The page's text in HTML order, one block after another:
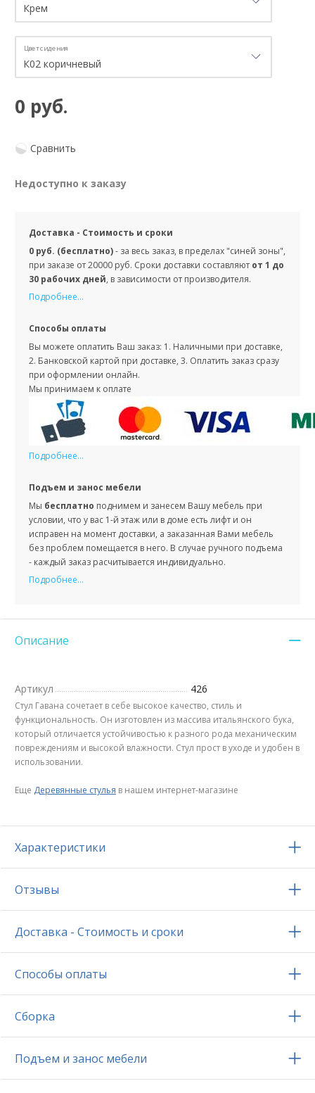
Цвет сидения
0 руб.
Сравнить
Недоступно к заказу
Доставка - Стоимость и сроки
0 руб. (бесплатно)- за весь заказ, в пределах "синей зоны",
при заказе от 20000 руб. Сроки доставки составляют от 1 до
30 рабочих дней, в зависимости от производителя.
Подробнее...
Способы оплаты
Вы можете оплатить Ваш заказ: 1. Наличными при доставке,
2. Банковской картой при доставке, 3. Оплатить заказ сразу
при оформлении онлайн.
Мы принимаем к оплате
Подробнее...
Подъем и занос мебели
Мы бесплатно поднимем и занесем Вашу мебель при
условии, что у вас 1-й этаж или в доме есть лифт и он
исправен на момент доставки, а заказанная Вами мебель
без проблем помещается в него. В случае ручного подъема
- каждый заказ расчитывается индивидуально.
Подробнее...
Описание
Артикул 426
Стул Гавана сочетает в себе высокое качество, стиль и
функциональность. Он изготовлен из массива итальянского бука,
который отличается устойчивостью к разного рода механическим
повреждениям и высокой влажности. Стул прост в уходе и удобен в
использовании.
Еще Деревянные стулья в нашем интернет-магазине
Характеристики
Отзывы
Доставка - Стоимость и сроки
Способы оплаты
Сборка
Подъем и занос мебели